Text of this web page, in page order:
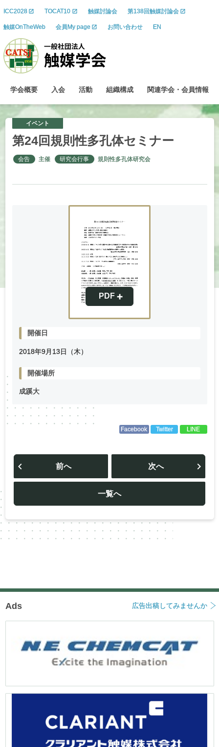
ICC2028 TOCAT10 触媒討論会 第138回触媒討論会
触媒OnTheWeb 会員My page お問い合わせ EN
学会概要 入会 活動 組織構成 関連学会 ・ 会員情報
イベント
第24回規則性多孔体セミナー
会告 主催 研究会行事 規則性多孔体研究会
開催日
2018年9月 13日（木）
開催場所
成蹊大
Facebook Twitter LINE
投
ビ
ー
シ
ョ
前へ
一覧へ
次へ
Ads 広告出稿してみませんか